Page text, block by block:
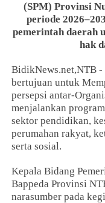
(SPM) Provinsi
periode
pemerintah daerah
hak
BidikNews.net,NTB
bertujuan untuk
persepsi antar-
menjalankan
sektor pendidikan,
perumahan rakyat,
serta sosial.
Kepala Bidang
Bappeda Provinsi
narasumber pada